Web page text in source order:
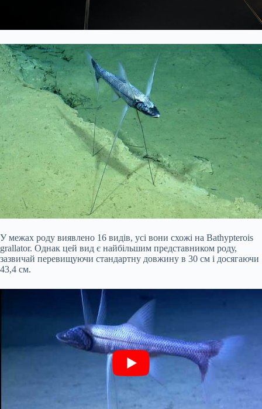
У межах роду виявлено 16 видів, усі вони схожі на Bathypterois
grallator. Однак цей вид є найбільшим представником роду,
зазвичай перевищуючи стандартну довжину в 30 см і досягаючи
43,4 см.